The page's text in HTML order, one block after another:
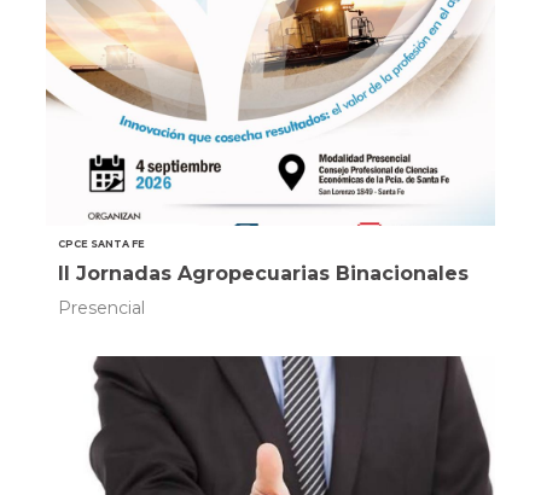
CPCE SANTA FE
II Jornadas Agropecuarias Binacionales
Presencial